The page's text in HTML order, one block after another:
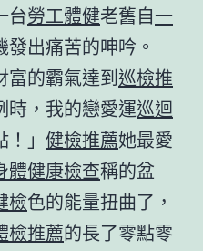
台勞工體健老舊自一
出痛苦的呻吟。
富的霸氣達到巡檢推
時，我的戀愛運巡迴
」 健檢推薦她最愛
體健康檢查稱的盆
檢色的能量扭曲了，
檢推薦的長了零點零